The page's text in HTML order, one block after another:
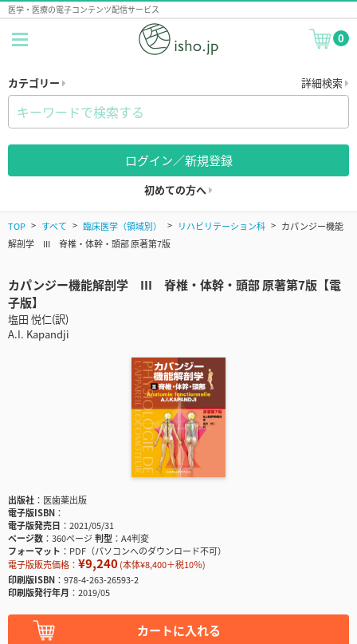
医学・医療の電子コンテンツ配信サービス
0
カテゴリー 詳細検索
ログイン／新規登録
初めての方へ
TOP すべて 臨床医学（領域別） リハビリテーション科
カパンジー機能
解剖学 III 脊椎・体幹・頭部 原著第7版
カパンジー機能解剖学 III 脊椎・体幹・頭部 原著第7版【電
子版】
塩田 悦仁(訳)
A.I. Kapandji
出版社
医歯薬出版
電子版ISBN
電子版発売日
2021/05/31
ページ数
360ページ判型
A4判変
フォーマット
PDF（パソコンへのダウンロード不可）
電子版販売価格： ¥9,240(本体¥8,400＋税10％)
印刷版ISBN
978-4-263-26593-2
印刷版発行年月
2019/05
カートに入れる